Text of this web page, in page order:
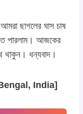
ছাগলের ঘাস চাষ
পারলাম। আজকের
থাকুন। ধন্যবাদ।
India]